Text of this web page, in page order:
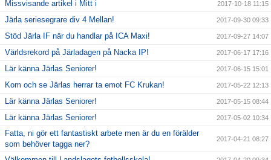
Missvisande artikel i Mitt i 2017-10-18 11:15
Järla seriesegrare div 4 Mellan! 2017-09-30 09:33
Stöd Järla IF när du handlar på ICA Maxi! 2017-09-27 14:07
Världsrekord på Järladagen på Nacka IP! 2017-06-17 17:16
Lär känna Järlas Seniorer! 2017-06-15 15:01
Kom och se Järlas herrar ta emot FC Krukan! 2017-05-22 12:13
Lär känna Järlas Seniorer! 2017-05-15 08:44
Lär känna Järlas Seniorer! 2017-05-02 10:34
Fatta, ni gör ett fantastiskt arbete men är du en förälder
som behöver tagga ner?
2017-04-21 08:27